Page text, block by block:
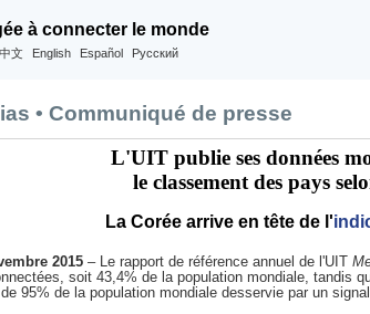
à connecter le monde
中文 English Español Русский
• Communiqué de presse
L'UIT publie ses données
le classement des pays
La Corée arrive en tête de l'
2015– Le rapport de référence annuel de l'UIT
soit 43,4% de la population mondiale, tandis
95% de la population mondiale desservie par un signal